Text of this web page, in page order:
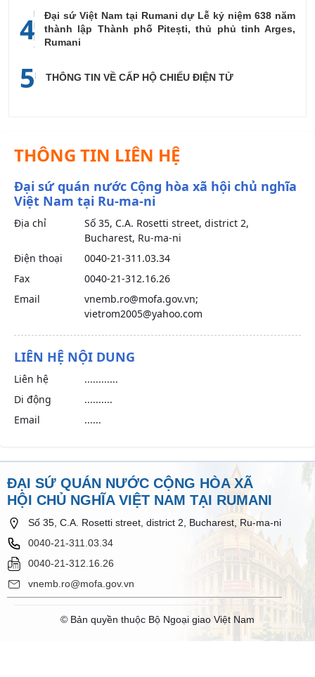
4
Đại sứ Việt Nam tại Rumani dự Lễ kỷ niệm 638 năm
thành lập Thành phố Pitești, thủ phủ tỉnh Arges,
Rumani
5 THÔNG TIN VỀ CẤP HỘ CHIẾU ĐIỆN TỬ
THÔNG TIN LIÊN HỆ
Đại sứ quán nước Cộng hòa xã hội chủ nghĩa
Việt Nam tại Ru-ma-ni
Địa chỉ
Số 35, C.A. Rosetti street, district 2,
Bucharest, Ru-ma-ni
Điện thoại
0040-21-311.03.34
Fax
0040-21-312.16.26
Email
vnemb.ro@mofa.gov.vn;
vietrom2005@yahoo.com
LIÊN HỆ NỘI DUNG
Liên hệ
............
Di động
..........
Email
......
ĐẠI SỨ QUÁN NƯỚC CỘNG HÒA XÃ
HỘI CHỦ NGHĨA VIỆT NAM TẠI RUMANI
Số 35, C.A. Rosetti street, district 2, Bucharest, Ru-ma-ni
0040-21-311.03.34
0040-21-312.16.26
vnemb.ro@mofa.gov.vn
© Bản quyền thuộc Bộ Ngoại giao Việt Nam